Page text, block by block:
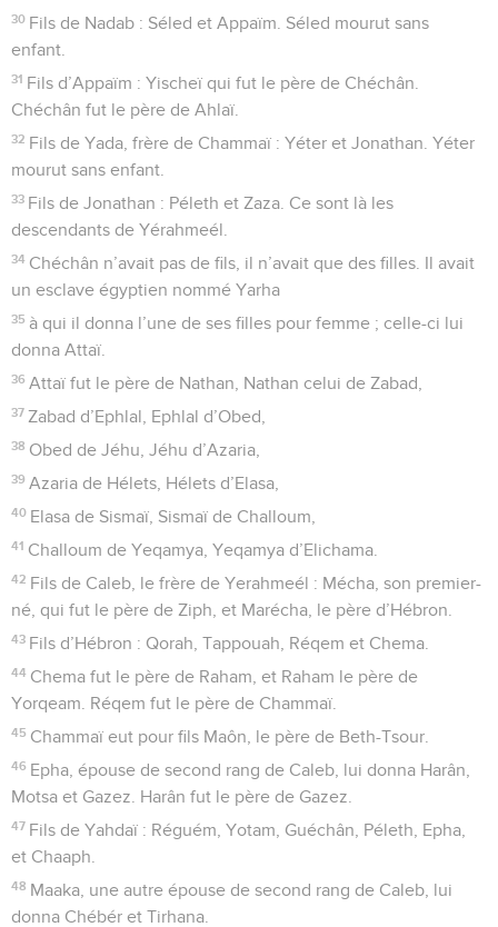
30 Fils de Nadab : Séled et Appaïm. Séled mourut sans
enfant.
31 Fils d’Appaïm : Yischeï qui fut le père de Chéchân.
Chéchân fut le père de Ahlaï.
32 Fils de Yada, frère de Chammaï : Yéter et Jonathan. Yéter
mourut sans enfant.
33 Fils de Jonathan : Péleth et Zaza. Ce sont là les
descendants de Yérahmeél.
34 Chéchân n’avait pas de fils, il n’avait que des filles. Il avait
un esclave égyptien nommé Yarha
35 à qui il donna l’une de ses filles pour femme ; celle-ci lui
donna Attaï.
36 Attaï fut le père de Nathan, Nathan celui de Zabad,
37 Zabad d’Ephlal, Ephlal d’Obed,
38 Obed de Jéhu, Jéhu d’Azaria,
39 Azaria de Hélets, Hélets d’Elasa,
40 Elasa de Sismaï, Sismaï de Challoum,
41 Challoum de Yeqamya, Yeqamya d’Elichama.
42 Fils de Caleb, le frère de Yerahmeél : Mécha, son premier-
né, qui fut le père de Ziph, et Marécha, le père d’Hébron.
43 Fils d’Hébron : Qorah, Tappouah, Réqem et Chema.
44 Chema fut le père de Raham, et Raham le père de
Yorqeam. Réqem fut le père de Chammaï.
45 Chammaï eut pour fils Maôn, le père de Beth-Tsour.
46 Epha, épouse de second rang de Caleb, lui donna Harân,
Motsa et Gazez. Harân fut le père de Gazez.
47 Fils de Yahdaï : Réguém, Yotam, Guéchân, Péleth, Epha,
et Chaaph.
48 Maaka, une autre épouse de second rang de Caleb, lui
donna Chébér et Tirhana.